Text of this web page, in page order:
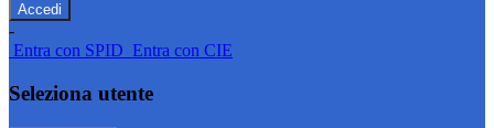
-
Entra con SPID Entra con CIE
Seleziona utente